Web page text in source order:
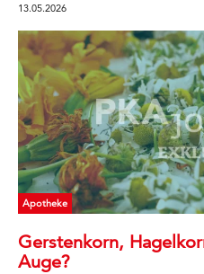
13.05.2026
Apotheke
Gerstenkorn,
Auge?